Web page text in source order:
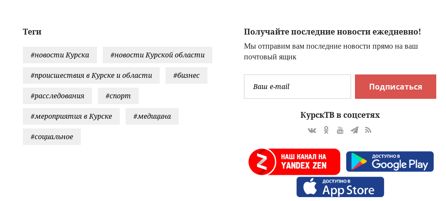
Получайте последние новости ежедневно!
Мы отправим вам последние новости прямо на ваш
почтовый ящик
Подписаться
КурскТВ в соцсетях
Теги
#новости Курска #новости Курской области
#происшествия в Курске и области #бизнес
#расследования #спорт
#мероприятия в Курске #медицина
#социальное